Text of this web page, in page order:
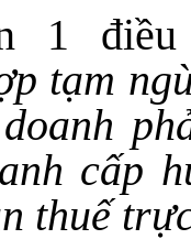
1
tạm
cấp
thuế